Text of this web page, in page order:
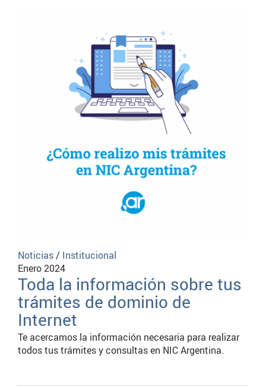
Noticias/ Institucional
Enero 2024
Toda la información sobre tus
trámites de dominio de
Internet
Te acercamos la información necesaria para realizar
todos tus trámites y consultas en NIC Argentina.